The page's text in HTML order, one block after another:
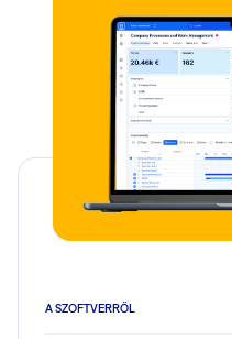
A SZOFTVERRŐL